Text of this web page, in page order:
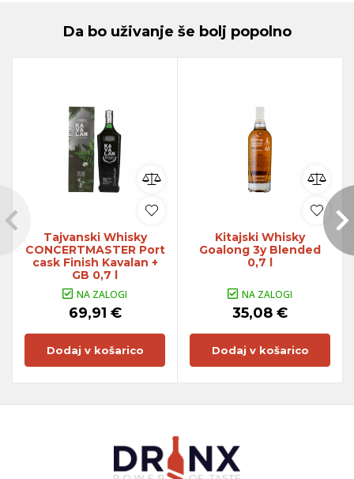
Da bo uživanje še bolj popolno
Tajvanski Whisky
CONCERTMASTER Port
cask Finish Kavalan +
GB 0,7 l
NA ZALOGI
69,91 €
Dodaj v košarico
Kitajski Whisky
Goalong 3y Blended
0,7 l
NA ZALOGI
35,08 €
Dodaj v košarico